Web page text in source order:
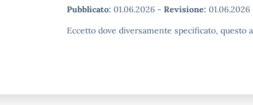
Pubblicato: 01.06.2026 - Revisione: 01.06.2026
Eccetto dove diversamente specificato,